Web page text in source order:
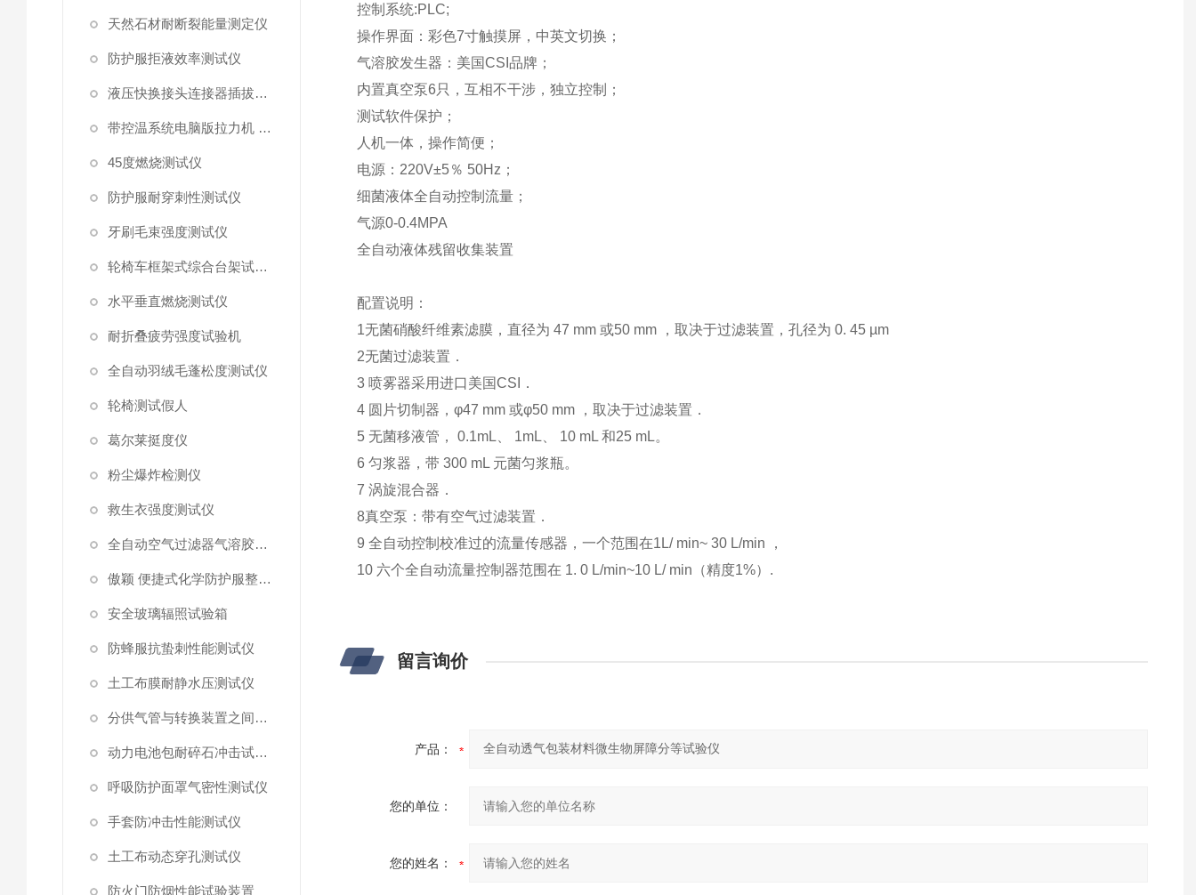
天然石材耐断裂能量测定仪
防护服拒液效率测试仪
液压快换接头连接器插拔泄漏测试仪
带控温系统电脑版拉力机 统电脑版拉力机
45度燃烧测试仪
防护服耐穿刺性测试仪
牙刷毛束强度测试仪
轮椅车框架式综合台架试验机
水平垂直燃烧测试仪
耐折叠疲劳强度试验机
全自动羽绒毛蓬松度测试仪
轮椅测试假人
葛尔莱挺度仪
粉尘爆炸检测仪
救生衣强度测试仪
全自动空气过滤器气溶胶细菌截留测试仪
傲颖 便捷式化学防护服整体气密性测试仪
安全玻璃辐照试验箱
防蜂服抗蛰刺性能测试仪
土工布膜耐静水压测试仪
分供气管与转换装置之间连接强度试验机
动力电池包耐碎石冲击试验机
呼吸防护面罩气密性测试仪
手套防冲击性能测试仪
土工布动态穿孔测试仪
防火门防烟性能试验装置
控制系统:PLC;
操作界面：彩色7寸触摸屏，中英文切换；
气溶胶发生器：美国CSI品牌；
内置真空泵6 只，互相不干涉，独立控制；
测试软件保护；
人机一体，操作简便；
电源： 220V±5％ 50Hz ；
细菌液体全自动控制流量；
气源0-0.4MPA
全自动液体残留收集装置
配置说明：
1无菌硝酸纤维素滤膜，直径为47 mm或50 mm ，取决于过滤装置，孔径为0. 45 µm
2无菌过滤装置．
3 喷雾器采用进口美国CSI
．
4 圆片切制器，φ47 mm或φ50 mm
，取决于过滤装置．
5 无菌移液管，0.1mL 1mL 10 mL和25 mL。
6匀浆器，带300 mL 元菌匀浆瓶。
7涡旋混合器．
8真空泵：带有空气过滤装置．
9全自动控制校准过的流量传感器，一个范围在1L/ min~ 30 L/min
，
10 六个全自动流量控制器范围在 1. 0 L/min~10 L/ min （精度1%） .
留言询价
产品：
您的单位：
您的姓名：